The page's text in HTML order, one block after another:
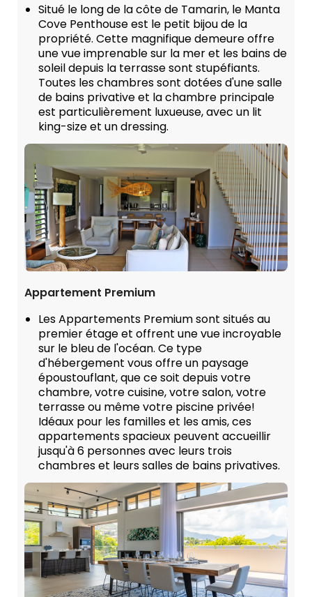
Situé le long de la côte de Tamarin, le Manta
Cove Penthouse est le petit bijou de la
propriété. Cette magnifique demeure offre
une vue imprenable sur la mer et les bains de
soleil depuis la terrasse sont stupéfiants.
Toutes les chambres sont dotées d'une salle
de bains privative et la chambre principale
est particulièrement luxueuse, avec un lit
king-size et un dressing.
Appartement Premium
Les Appartements Premium sont situés au
premier étage et offrent une vue incroyable
sur le bleu de l'océan. Ce type
d'hébergement vous offre un paysage
époustouflant, que ce soit depuis votre
chambre, votre cuisine, votre salon, votre
terrasse ou même votre piscine privée!
Idéaux pour les familles et les amis, ces
appartements spacieux peuvent accueillir
jusqu'à 6 personnes avec leurs trois
chambres et leurs salles de bains privatives.